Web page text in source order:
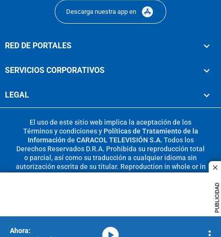
PUBLICIDAD
Descarga nuestra app en
RED DE PORTALES
SERVICIOS CORPORATIVOS
LEGAL
El uso de este sitio web implica la aceptación de los
Términos y condicionesy Políticas de Tratamiento de la
Información de CARACOL TELEVISIÓN S.A. Todos los
Derechos Reservados D.R.A. Prohibida su reproducción total
o parcial, así como su traducción a cualquier idioma sin
autorización escrita de su titular. Reproduction in whole or in